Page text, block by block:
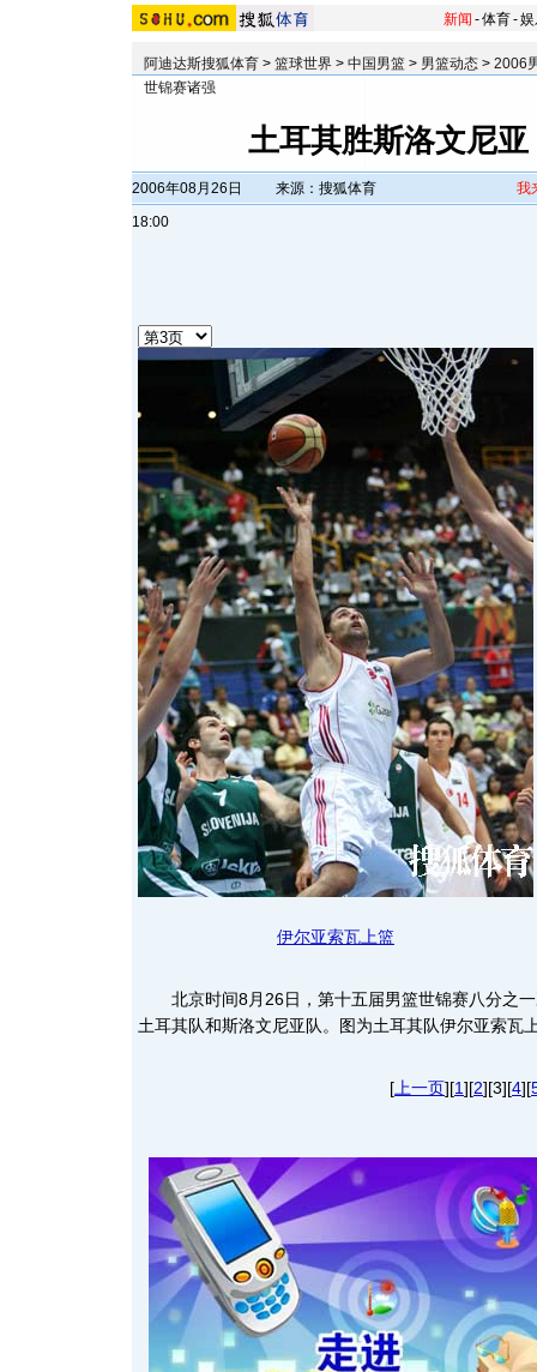
新闻 -体育-
阿迪达斯搜狐体育 > 篮球世界 > 中国男篮 > 男篮动态 > 2006
世锦赛诸强
土耳其胜斯洛文尼
2006年08月26日
18:00
来源：搜狐体育 我
伊尔亚索瓦上篮
北京时间8月26日，第十五届男篮世锦赛八分之一
土耳其队和斯洛文尼亚队。图为土耳其队伊尔亚索瓦
[ 上一页][1][2][3][4][